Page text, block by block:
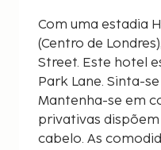
Com uma estadia
(Centro de
Street. Este hotel está a 0,5 km (0,3 mi) de Hyde Park e a 0,4 km (0,2 mi) de
Park Lane. Sinta-
Mantenha-se em
privativas
cabelo. As